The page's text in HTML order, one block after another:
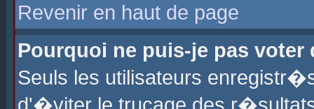
Revenir en haut de page
Pourquoi ne puis-je pas voter
Seuls les utilisateurs